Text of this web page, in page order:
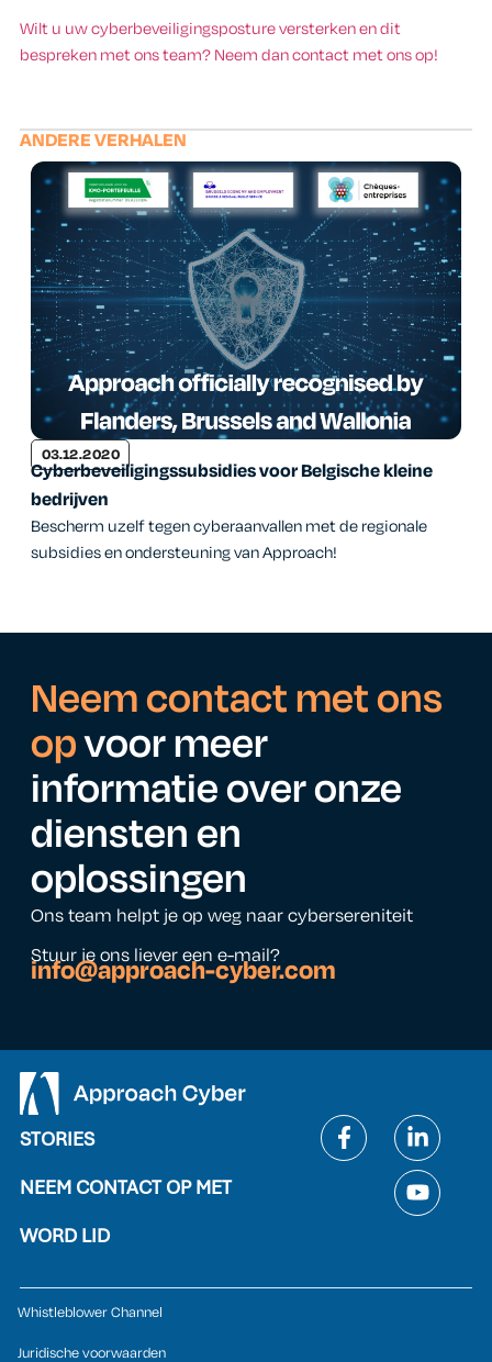
Wilt u uw cyberbeveiligingsposture versterken en dit
bespreken met ons team? Neem dan contact met ons op!
ANDERE VERHALEN
03.12.2020
Cyberbeveiligingssubsidies voor Belgische kleine
bedrijven
Bescherm uzelf tegen cyberaanvallen met de regionale
subsidies en ondersteuning van Approach!
Neem contact met ons
opvoor meer
informatie over onze
diensten en
oplossingen
Ons team helpt je op weg naar cybersereniteit
Stuur je ons liever een e-mail?
info@approach-cyber.com
STORIES
NEEM CONTACT OP MET
WORD LID
Whistleblower Channel
Juridische voorwaarden